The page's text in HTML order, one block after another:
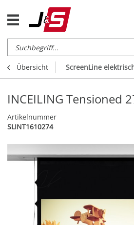
Übersicht ScreenLine
INCEILING Tensioned
Artikelnummer
SLINT1610274